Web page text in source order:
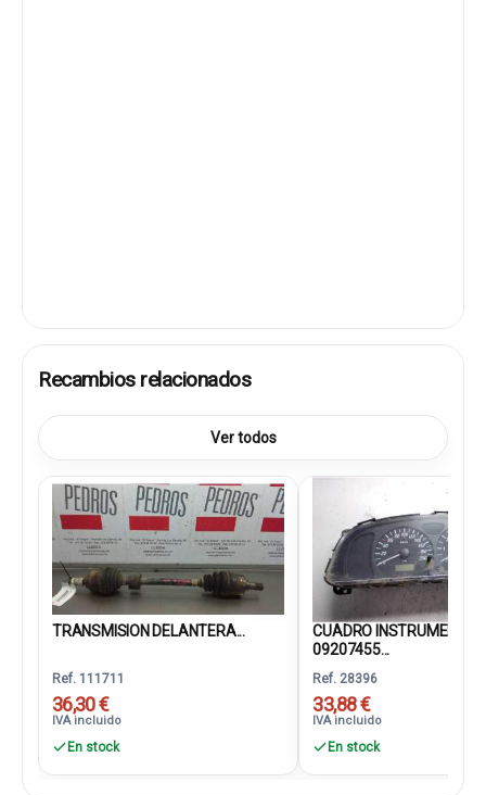
Recambios relacionados
Ver todos
TRANSMISION DELANTERA...
Ref. 111711
36,30 €
IVA incluido
En stock
CUADRO INSTRUMENTOS
09207455...
Ref. 28396
33,88 €
IVA incluido
En stock